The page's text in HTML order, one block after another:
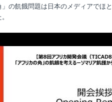
」の飢餓問題は日本のメディアでほ